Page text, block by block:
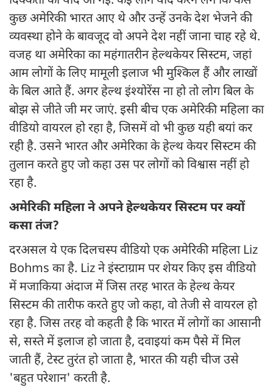
कुछ अमेरिकी भारत आए थे और उन्हें उनके देश भेजने की
व्यवस्था होने के बावजूद वो अपने देश नहीं जाना चाह रहे थे.
वजह था अमेरिका का महंगातरीन हेल्थकेयर सिस्टम, जहां
आम लोगों के लिए मामूली इलाज भी मुश्किल हैं और लाखों
के बिल आते हैं. अगर हेल्थ इंश्योरेंस ना हो तो लोग बिल के
बोझ से जीते जी मर जाएं. इसी बीच एक अमेरिकी महिला का
वीडियो वायरल हो रहा है, जिसमें वो भी कुछ यही बयां कर
रही है. उसने भारत और अमेरिका के हेल्थ केयर सिस्टम की
तुलान करते हुए जो कहा उस पर लोगों को विश्वास नहीं हो
रहा है.
अमेरिकी महिला ने अपने हेल्थकेयर सिस्टम पर क्यों
कसा तंज?
दरअसल ये एक दिलचस्प वीडियो एक अमेरिकी महिला Liz
Bohms का है. Liz ने इंस्टाग्राम पर शेयर किए इस वीडियो
में मजाकिया अंदाज में जिस तरह भारत के हेल्थ केयर
सिस्टम की तारीफ करते हुए जो कहा, वो तेजी से वायरल हो
रहा है. जिस तरह वो कहती है कि भारत में लोगों का आसानी
से, सस्ते में इलाज हो जाता है, दवाइयां कम पैसे में मिल
जाती हैं, टेस्ट तुरंत हो जाता है, भारत की यही चीज उसे
'बहुत परेशान' करती है.